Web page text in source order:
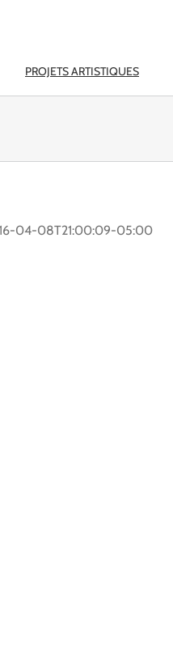
PROJETS ARTISTIQUES
04-08T21:00:09-05:00